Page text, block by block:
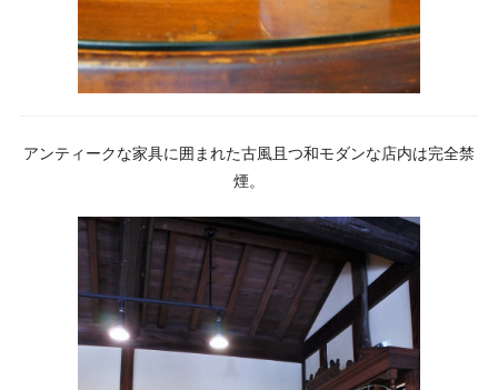
アンティークな家具に囲まれた古風且つ和モダンな店内は完全禁
煙。